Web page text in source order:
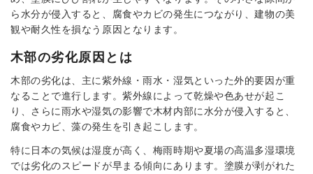
ら水分が侵入すると、腐食やカビの発生につながり、建物の美
観や耐久性を損なう原因となります。
木部の劣化原因とは
木部の劣化は、主に紫外線・雨水・湿気といった外的要因が重
なることで進行します。紫外線によって乾燥や色あせが起こ
り、さらに雨水や湿気の影響で木材内部に水分が侵入すると、
腐食やカビ、藻の発生を引き起こします。
特に日本の気候は湿度が高く、梅雨時期や夏場の高温多湿環境
では劣化のスピードが早まる傾向にあります。塗膜が剥がれた